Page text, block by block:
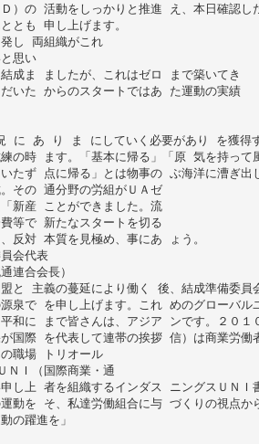
）の 活動をしっかりと推進 え、本日確認し
とも 申し上げます。
し 両組織がこれ
思い
結成ま ましたが、これはゼロ まで築いてき
いた からのスタートではあ た運動の実績
あ り ま にしていく必要があり を獲得
の時 ます。「基本に帰る」「原 気を持って
たず 点に帰る」とは物事の ぶ海洋に漕ぎ出
その 通分野の労組がＵＡゼ
新産 ことができました。流
等で 新たなスタートを切る
反対 本質を見極め、事にあ ょう。
会代表
連合会長）
盟と 主義の蔓延により働く 後、結成準備委員
泉で を申し上げます。これ めのグローバル
平和に まで皆さんは、アジア ンです。２０
国際 を代表して連帯の挨拶 信）は商業労働
職場 トリオール
ＮＩ（国際商業・通
し上 者を組織するインダス ニングスＵＮＩ
動を そ、私達労働組合に与 づくりの視点か
の躍進を」